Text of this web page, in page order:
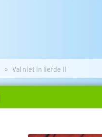
Val niet in liefde II